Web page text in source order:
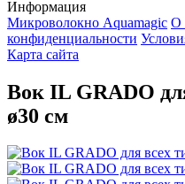
Информация
Микроволокно Aquamagic О
конфиденциальности
Карта сайта
Вок IL GRADO
ø30 см